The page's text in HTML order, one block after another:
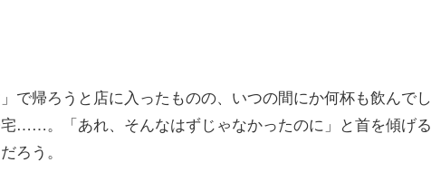
で帰ろうと店に入ったものの、いつの間にか何杯も飲んでし
……。「あれ、そんなはずじゃなかったのに」と首を傾げる
ろう。